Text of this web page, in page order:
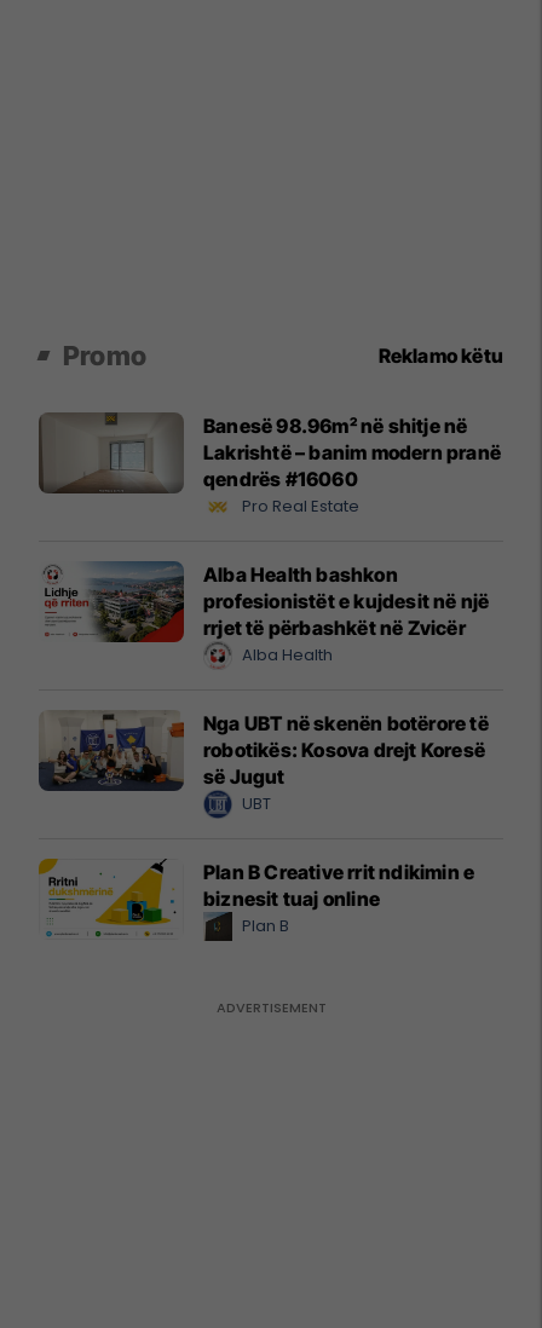
Promo Reklamo këtu
Banesë 98.96m² në shitje në
Lakrishtë – banim modern pranë
qendrës #16060
Pro Real Estate
Alba Health bashkon
profesionistët e kujdesit në një
rrjet të përbashkët në Zvicër
Alba Health
Nga UBT në skenën botërore të
robotikës: Kosova drejt Koresë
së Jugut
UBT
Plan B Creative rrit ndikimin e
biznesit tuaj online
Plan B